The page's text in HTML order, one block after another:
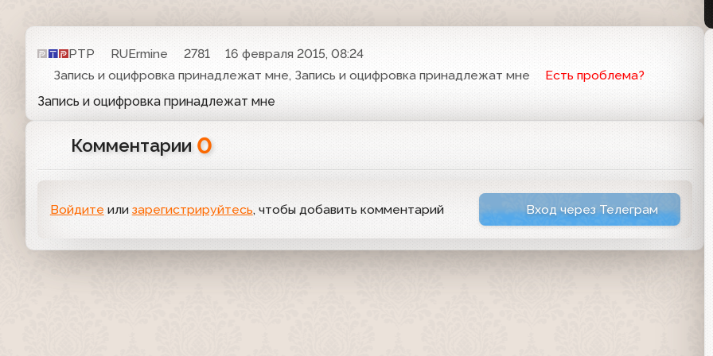
РТР RUErmine 2781
16 февраля 2015, 08:24
Запись и оцифровка принадлежат мне, Запись и оцифровка принадлежат мне
Есть проблема?
Запись и оцифровка принадлежат мне
Комментарии 0
Войдите или зарегистрируйтесь, чтобы добавить комментарий Вход через Телеграм